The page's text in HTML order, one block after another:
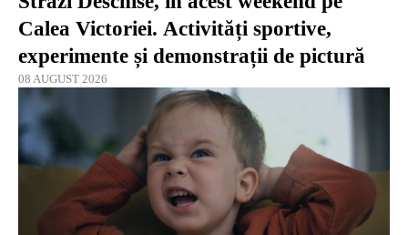
Calea Victoriei. Activități sportive,
experimente și demonstrații de pictură
08 AUGUST 2026